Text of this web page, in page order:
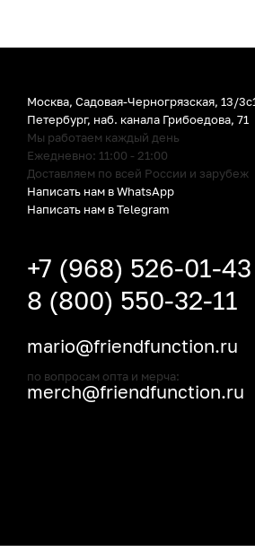
Москва, Садовая-Черногрязская, 13/
Петербург, наб. канала Грибоедова, 71
Мы работаем каждый день
Ежедневно: 11:00 - 21:00
Доставляем по всей России и зарубеж
Написать нам в WhatsApp
Написать нам в Telegram
+7 (968) 526-01-43
8 (800) 550-32-11
mario@friendfunction.ru
по вопросам опта и мерча:
merch@friendfunction.ru